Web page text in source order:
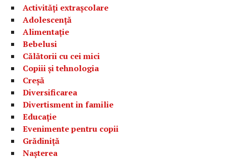
Activități extrașcolare
Adolescență
Alimentație
Bebelusi
Călătorii cu cei mici
Copiii și tehnologia
Creșă
Diversificarea
Divertisment in familie
Educație
Evenimente pentru copii
Grădiniță
Nașterea